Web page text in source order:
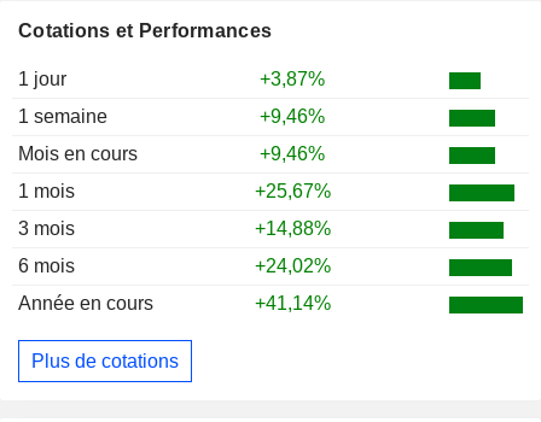
Cotations et Performances
1 jour
+3,87%
1 semaine
+9,46%
Mois en cours
+9,46%
1 mois
+25,67%
3 mois
+14,88%
6 mois
+24,02%
Année en cours
+41,14%
Plus de cotations